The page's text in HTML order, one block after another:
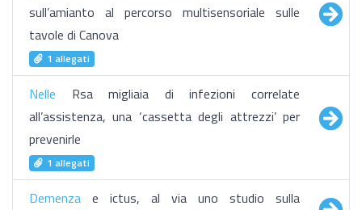
sull’amianto al percorso multisensoriale sulle
tavole di Canova
1 allegati
Nelle Rsa migliaia di infezioni correlate
all’assistenza, una ‘cassetta degli attrezzi’ per
prevenirle
1 allegati
Demenza e ictus, al via uno studio sulla